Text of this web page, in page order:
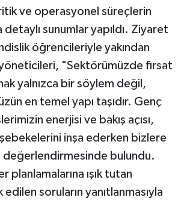
ve operasyonel süreçlerin
detaylı sunumlar yapıldı. Ziyaret
öğrencileriyle yakından
"Sektörümüzde fırsat
yalnızca bir söylem değil,
en temel yapı taşıdır. Genç
enerjisi ve bakış açısı,
şebekelerini inşa ederken bizlere
değerlendirmesinde bulundu.
planlamalarına ışık tutan
soruların yanıtlanmasıyla